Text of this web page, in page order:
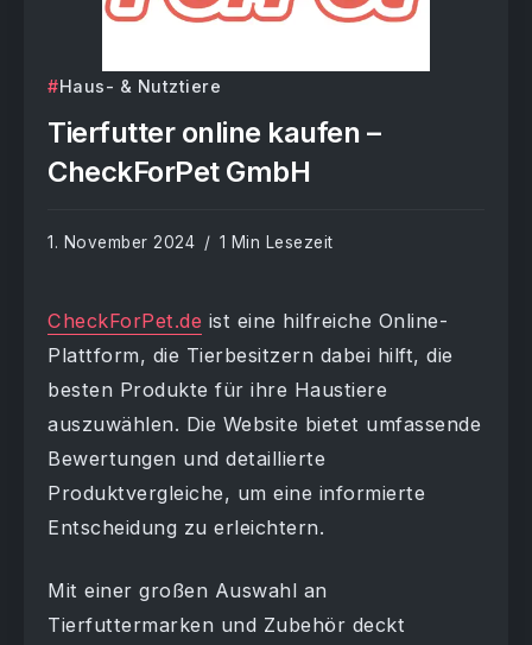
Haus- & Nutztiere
Tierfutter online kaufen –
CheckForPet GmbH
1. November 2024 1 Min Lesezeit
CheckForPet.de ist eine hilfreiche Online-
Plattform, die Tierbesitzern dabei hilft, die
besten Produkte für ihre Haustiere
auszuwählen. Die Website bietet umfassende
Bewertungen und detaillierte
Produktvergleiche, um eine informierte
Entscheidung zu erleichtern.
Mit einer großen Auswahl an
Tierfuttermarken und Zubehör deckt